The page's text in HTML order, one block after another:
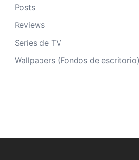
Posts
Reviews
Series de TV
Wallpapers (Fondos de escritorio)